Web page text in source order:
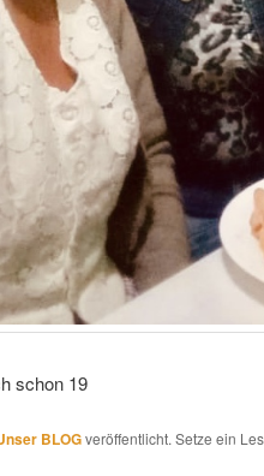
schon 19
BLOGveröffentlicht. Setze ein